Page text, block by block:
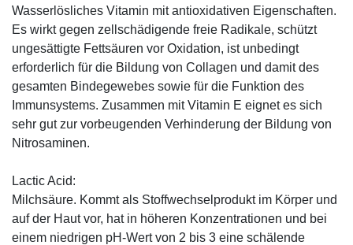
Wasserlösliches Vitamin mit antioxidativen Eigenschaften.
Es wirkt gegen zellschädigende freie Radikale, schützt
ungesättigte Fettsäuren vor Oxidation, ist unbedingt
erforderlich für die Bildung von Collagen und damit des
gesamten Bindegewebes sowie für die Funktion des
Immunsystems. Zusammen mit Vitamin E eignet es sich
sehr gut zur vorbeugenden Verhinderung der Bildung von
Nitrosaminen.
Lactic Acid:
Milchsäure. Kommt als Stoffwechselprodukt im Körper und
auf der Haut vor, hat in höheren Konzentrationen und bei
einem niedrigen pH-Wert von 2 bis 3 eine schälende